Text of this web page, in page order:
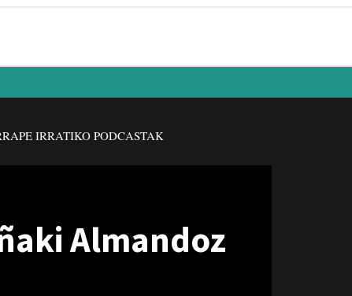
IRRATIKO PODCASTAK
Almandoz